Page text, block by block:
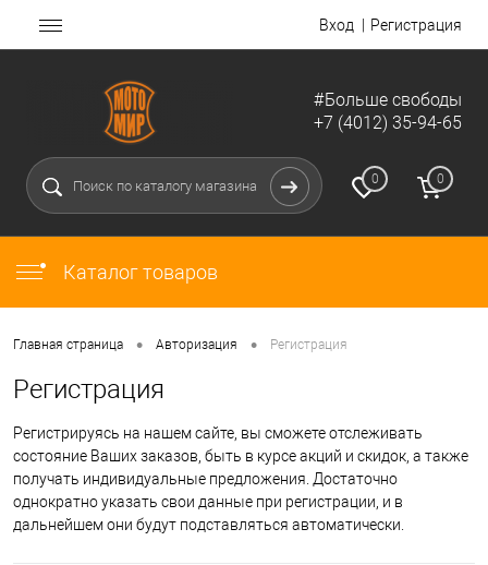
Вход Регистрация
#Больше свободы
+7 (4012) 35-94-65
0 0
Каталог товаров
Главная страница • Авторизация • Регистрация
Регистрация
Регистрируясь на нашем сайте, вы сможете отслеживать
состояние Ваших заказов, быть в курсе акций и скидок, а также
получать индивидуальные предложения. Достаточно
однократно указать свои данные при регистрации, и в
дальнейшем они будут подставляться автоматически.